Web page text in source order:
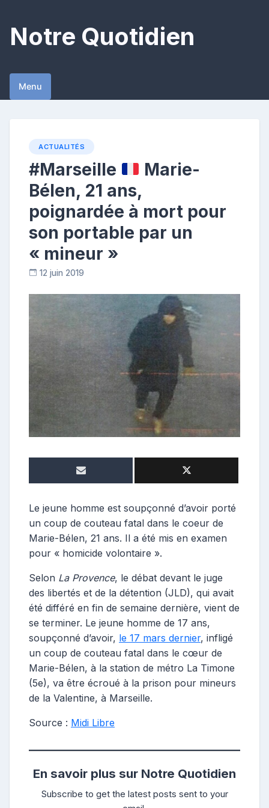
content
Notre Quotidien
Menu
ACTUALITÉS
#Marseille
Marie-
Bélen, 21 ans,
poignardée à mort pour
son portable par un
« mineur »
12 juin 2019
b
t
e
Le jeune homme est soupçonné d’avoir porté
un coup de couteau fatal dans le coeur de
Marie-Bélen, 21 ans. Il a été mis en examen
pour « homicide volontaire ».
Selon La Provence, le débat devant le juge
des libertés et de la détention (JLD), qui avait
été différé en fin de semaine dernière, vient de
se terminer. Le jeune homme de 17 ans,
soupçonné d’avoir, le 17 mars dernier, infligé
un coup de couteau fatal dans le cœur de
Marie-Bélen, à la station de métro La Timone
(5e), va être écroué à la prison pour mineurs
de la Valentine, à Marseille.
Source : Midi Libre
En savoir plus sur Notre Quotidien
Subscribe to get the latest posts sent to your